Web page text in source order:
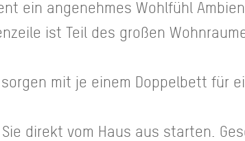
ein angenehmes Wohlfühl
ist Teil des großen
mit je einem Doppelbett für
direkt vom Haus aus starten.